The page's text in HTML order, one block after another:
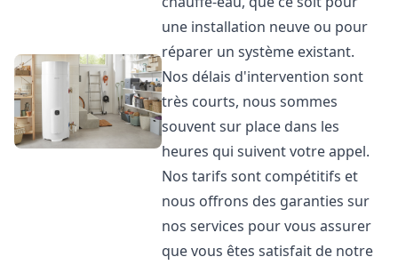
une installation neuve ou pour
réparer un système existant.
Nos délais d'intervention sont
très courts, nous sommes
souvent sur place dans les
heures qui suivent votre appel.
Nos tarifs sont compétitifs et
nous offrons des garanties sur
nos services pour vous assurer
que vous êtes satisfait de notre